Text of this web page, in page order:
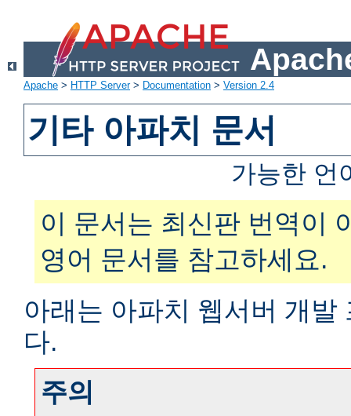
Apache > HTTP Server> Documentation > Version 2.4
기타 아파치 문서
가능한 언
이 문서는 최신판 번역이
영어 문서를 참고하세요.
아래는 아파치 웹서버 개
다.
주의